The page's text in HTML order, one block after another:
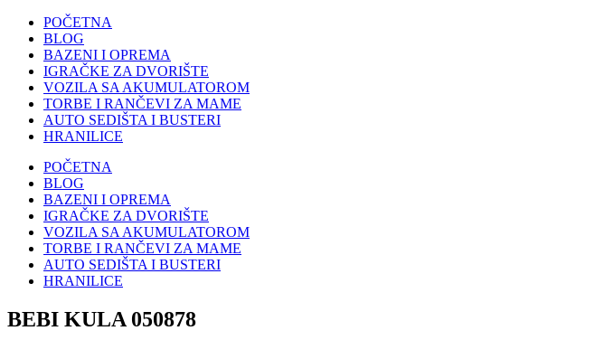
POČETNA
BLOG
BAZENI I OPREMA
IGRAČKE ZA DVORIŠTE
VOZILA SA AKUMULATOROM
TORBE I RANČEVI ZA MAME
AUTO SEDIŠTA I BUSTERI
HRANILICE
POČETNA
BLOG
BAZENI I OPREMA
IGRAČKE ZA DVORIŠTE
VOZILA SA AKUMULATOROM
TORBE I RANČEVI ZA MAME
AUTO SEDIŠTA I BUSTERI
HRANILICE
BEBI KULA 050878